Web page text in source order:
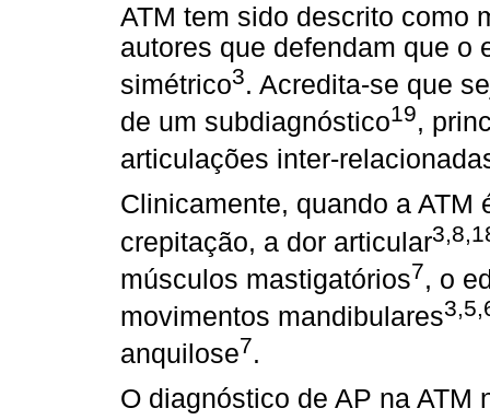
ATM tem sido descrito como
autores que defendam que o
simétrico3. Acredita-se que
de um subdiagnóstico19,
articulações inter-
Clinicamente, quando a ATM
crepitação, a dor articular
músculos mastigatórios7, o
movimentos mandibulares
anquilose7.
O diagnóstico de AP na